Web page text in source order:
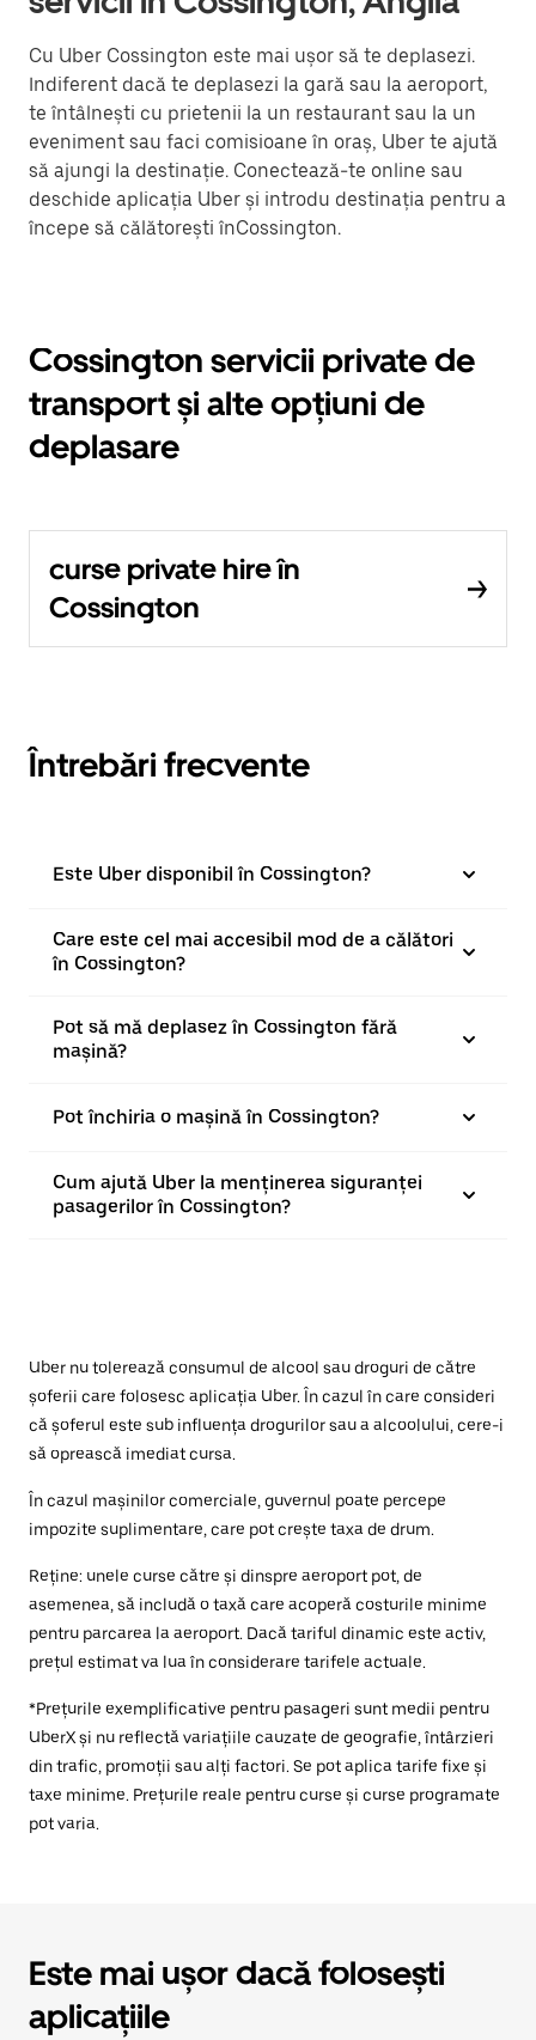
Cu Uber Cossington este mai ușor să te deplasezi.
Indiferent dacă te deplasezi la gară sau la aeroport,
te întâlnești cu prietenii la un restaurant sau la un
eveniment sau faci comisioane în oraș, Uber te ajută
să ajungi la destinație. Conectează-te online sau
deschide aplicația Uber și introdu destinația pentru a
începe să călătorești înCossington.
Cossington servicii private de
transport și alte opțiuni de
deplasare
curse private hire în
Cossington
Întrebări frecvente
Este Uber disponibil în Cossington?
Care este cel mai accesibil mod de a călători
în Cossington?
Pot să mă deplasez în Cossington fără
mașină?
Pot închiria o mașină în Cossington?
Cum ajută Uber la menținerea siguranței
pasagerilor în Cossington?
Uber nu tolerează consumul de alcool sau droguri de către
șoferii care folosesc aplicația Uber. În cazul în care consideri
că șoferul este sub influența drogurilor sau a alcoolului, cere-i
să oprească imediat cursa.
În cazul mașinilor comerciale, guvernul poate percepe
impozite suplimentare, care pot crește taxa de drum.
Reține: unele curse către și dinspre aeroport pot, de
asemenea, să includă o taxă care acoperă costurile minime
pentru parcarea la aeroport. Dacă tariful dinamic este activ,
prețul estimat va lua în considerare tarifele actuale.
*Prețurile exemplificative pentru pasageri sunt medii pentru
UberX și nu reflectă variațiile cauzate de geografie, întârzieri
din trafic, promoții sau alți factori. Se pot aplica tarife fixe și
taxe minime. Prețurile reale pentru curse și curse programate
pot varia.
Este mai ușor dacă folosești
aplicațiile